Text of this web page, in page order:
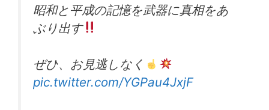
昭和と平成の記憶を武器に真相をあ
ぶり出す
ぜひ、お見逃しなく
pic.twitter.com/YGPau4JxjF